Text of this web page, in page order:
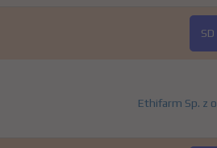
SD
Ethifarm Sp. z